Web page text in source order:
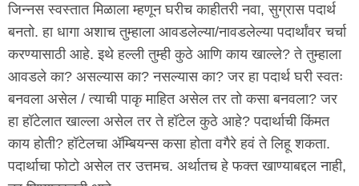
जिन्नस स्वस्तात मिळाला म्हणून घरीच काहीतरी नवा, सुग्रास पदार्थ
बनतो. हा धागा अशाच तुम्हाला आवडलेल्या/नावडलेल्या पदार्थांवर चर्चा
करण्यासाठी आहे. इथे हल्ली तुम्ही कुठे आणि काय खाल्ले? ते तुम्हाला
आवडले का? असल्यास का? नसल्यास का? जर हा पदार्थ घरी स्वतः
बनवला असेल / त्याची पाकृ माहित असेल तर तो कसा बनवला? जर
हा हॉटेलात खाल्ला असेल तर ते हॉटेल कुठे आहे? पदार्थाची किंमत
काय होती? हॉटेलचा अ‍ॅम्बियन्स कसा होता वगैरे हवं ते लिहू शकता.
पदार्थाचा फोटो असेल तर उत्तमच. अर्थातच हे फक्त खाण्याबद्दल नाही,